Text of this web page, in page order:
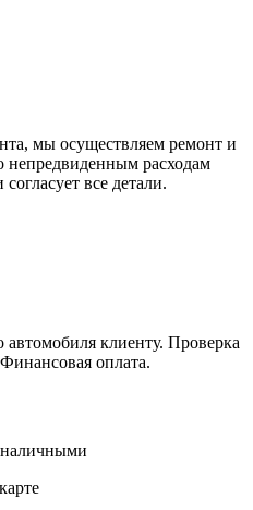
мы осуществляем ремонт и
непредвиденным расходам
все детали.
клиенту. Проверка
оплата.